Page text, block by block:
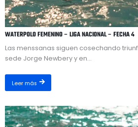
WATERPOLO FEMENINO – LIGA NACIONAL – FECHA 4
Las menssanas siguen cosechando
sede Jorge Newbery y en...
Leer más